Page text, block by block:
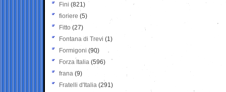
Fini (821)
fioriere (5)
Fitto (27)
Fontana di Trevi (1)
Formigoni (90)
Forza Italia (596)
frana (9)
Fratelli d'Italia (291)